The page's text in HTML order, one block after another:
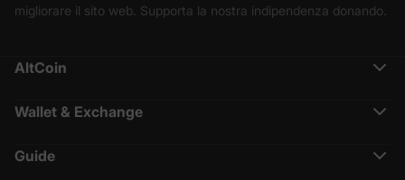
migliorare il sito web. Supporta la nostra indipendenza donando.
AltCoin
Cardano (ADA)
Polkadot (DOT)
Solana (SOL)
Terra (LUNA)
Wallet & Exchange
Crypto.com Recensione
Nexo Recensione
Guide